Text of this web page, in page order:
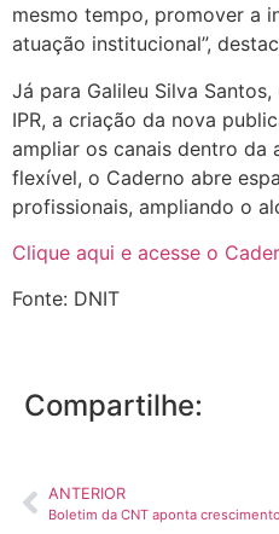
mesmo tempo, promover a
atuação institucional”,
Já para Galileu Silva
IPR, a criação da nova
ampliar os canais dentro da
flexível, o Caderno abre
profissionais, ampliando o
Clique aqui e acesse o
Fonte: DNIT
Compartilhe:
ANTERIOR